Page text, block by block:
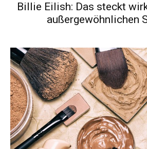
Billie Eilish: Das steckt
außergewöhnlichen